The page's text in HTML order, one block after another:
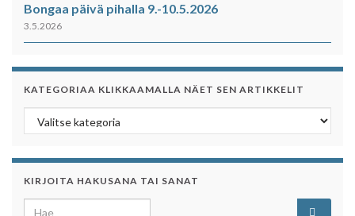
Bongaa päivä pihalla 9.-10.5.2026
3.5.2026
KATEGORIAA KLIKKAAMALLA NÄET SEN ARTIKKELIT
Kategoriaa klikkaamalla näet sen artikkelit
KIRJOITA HAKUSANA TAI SANAT
Search for: